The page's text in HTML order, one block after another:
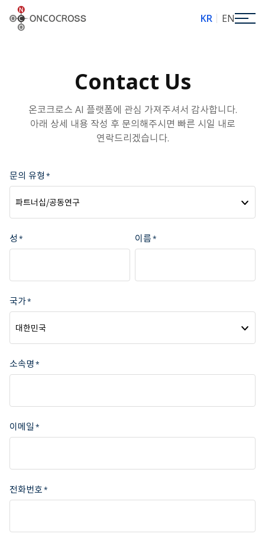
ONCOCROSS
KR EN
Contact Us
온코크로스 AI 플랫폼에 관심 가져주셔서 감사합니다.
아래 상세 내용 작성 후 문의해주시면 빠른 시일 내로
연락드리겠습니다.
문의 유형
파트너십/공동연구
성 이름
국가
대한민국
소속명
이메일
전화번호